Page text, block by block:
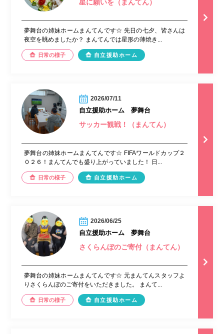
星に願いを（まんてん）
夢舞台の姉妹ホームまんてんです☆ 先日の七夕、皆さんは
夜空を眺めましたか？ まんてんでは星形の薄焼き...
日常の様子 自立援助ホーム
2026/07/11
自立援助ホーム 夢舞台
サッカー観戦！（まんてん）
夢舞台の姉妹ホームまんてんです☆ FIFAワールドカップ２
０２６！まんてんでも盛り上がっていました！ 日...
日常の様子 自立援助ホーム
2026/06/25
自立援助ホーム 夢舞台
さくらんぼのご寄付（まんてん）
夢舞台の姉妹ホームまんてんです☆ 元まんてんスタッフよ
りさくらんぼのご寄付をいただきました。 まんて...
日常の様子 自立援助ホーム